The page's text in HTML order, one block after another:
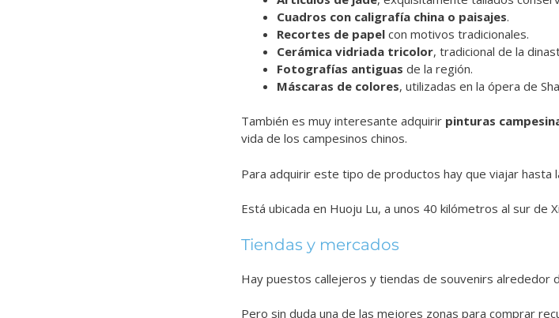
Cuadros con caligrafía china o paisajes.
Recortes de papel con motivos tradicionales.
Cerámica vidriada tricolor, tradicional de la
Fotografías antiguas de la región.
Máscaras de colores, utilizadas en la ópera de
También es muy interesante adquirir pinturas
vida de los campesinos chinos.
Para adquirir este tipo de productos hay que viajar hasta
Está ubicada en Huoju Lu, a unos 40 kilómetros al sur de
Tiendas y mercados
Hay puestos callejeros y tiendas de souvenirs alrededor
Pero sin duda una de las mejores zonas para comprar